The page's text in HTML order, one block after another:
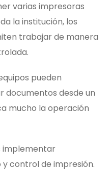
varias impresoras
la institución, los
trabajar de manera
pueden
documentos desde un
mucho la operación
implementar
control de impresión.